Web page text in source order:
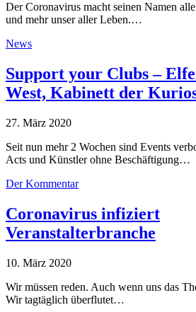
Der Coronavirus macht seinen Namen
und mehr unser aller Leben.…
News
Support your Clubs –
West, Kabinett der
27. März 2020
Seit nun mehr 2 Wochen sind Events
Acts und Künstler ohne Beschäftigung…
Der Kommentar
Coronavirus infiziert
Veranstalterbranche
10. März 2020
Wir müssen reden. Auch wenn uns das
Wir tagtäglich überflutet…